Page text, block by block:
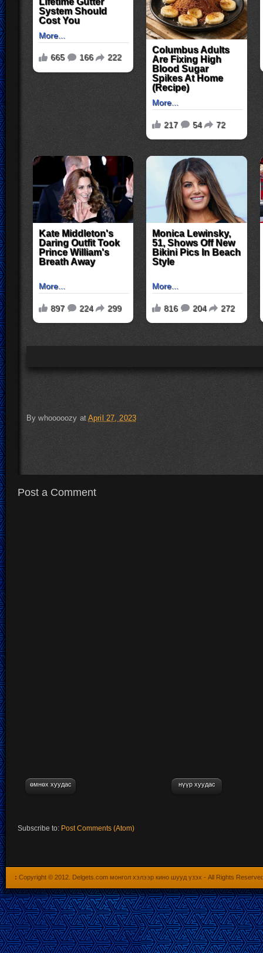
Bywhooooozy atApril 27, 2023
Post a Comment
өмнөх хуудас нүүр хуудас
Subscribe to: Post Comments (Atom)
: Copyright © 2012. Delgets.com монгол хэлээр кино шууд үзэх - All Rights